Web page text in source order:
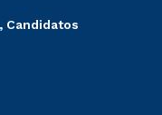
Candidatos